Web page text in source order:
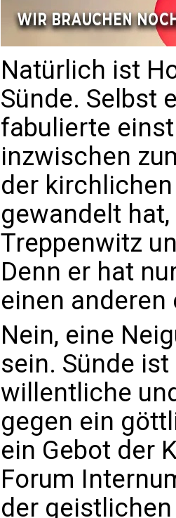
Natürlich ist
Sünde. Selbst
fabulierte
inzwischen
der kirchlichen
gewandelt
Treppenwitz
Denn er hat
einen anderen
Nein, eine
sein. Sünde
willentliche
gegen ein
ein Gebot der
Forum
der